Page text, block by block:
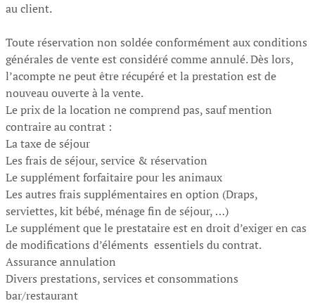
au client.
Toute réservation non soldée conformément aux conditions
générales de vente est considéré comme annulé. Dès lors,
l’acompte ne peut être récupéré et la prestation est de
nouveau ouverte à la vente.
Le prix de la location ne comprend pas, sauf mention
contraire au contrat :
La taxe de séjour
Les frais de séjour, service & réservation
Le supplément forfaitaire pour les animaux
Les autres frais supplémentaires en option (Draps,
serviettes, kit bébé, ménage fin de séjour, …)
Le supplément que le prestataire est en droit d’exiger en cas
de modifications d’éléments essentiels du contrat.
Assurance annulation
Divers prestations, services et consommations
bar/restaurant